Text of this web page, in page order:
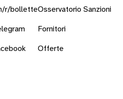
r/bolletteOsservatorio Sanzioni
Fornitori
Offerte